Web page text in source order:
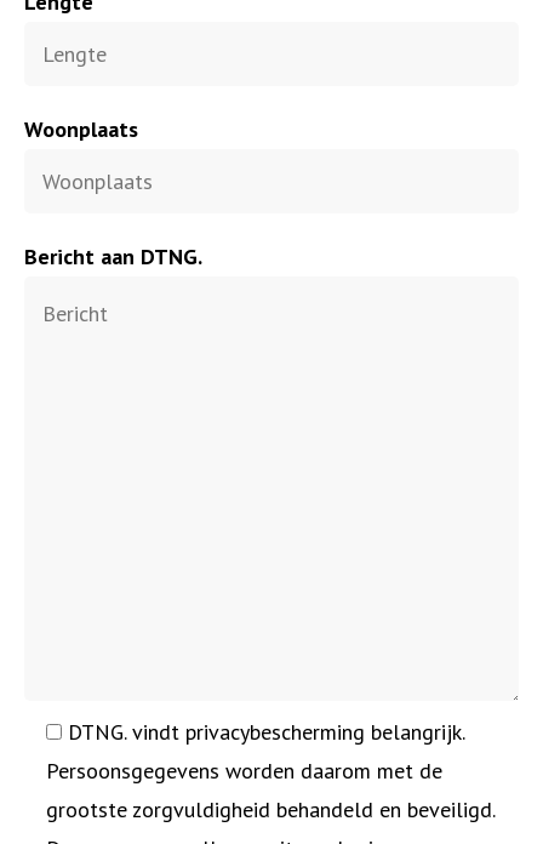
Woonplaats
Bericht aan DTNG.
DTNG. vindt privacybescherming belangrijk.
Persoonsgegevens worden daarom met de
grootste zorgvuldigheid behandeld en beveiligd.